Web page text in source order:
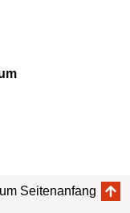
Seitenanfang